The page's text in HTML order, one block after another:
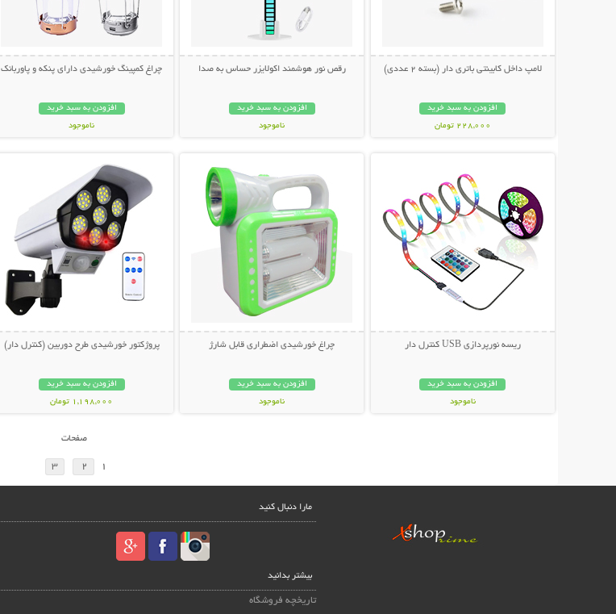
لامپ داخل کابینتی باتری دار (بسته 2 عددی)
افزودن به سبد خرید
228,000 تومان
رقص نور هوشمند اکولایزر حساس به صدا
افزودن به سبد خرید
ناموجود
چراغ کمپینگ خورشیدی دارای پنکه و پاوربانک
افزودن به سبد خرید
ناموجود
ریسه نورپردازی USB کنترل دار
افزودن به سبد خرید
ناموجود
چراغ خورشیدی اضطراری قابل شارژ
افزودن به سبد خرید
ناموجود
پروژکتور خورشیدی طرح دوربین (کنترل دار)
افزودن به سبد خرید
1,198,000 تومان
صفحات
1
2
3
مارا دنبال کنید
بیشتر بدانید
تاریخچه فروشگاه